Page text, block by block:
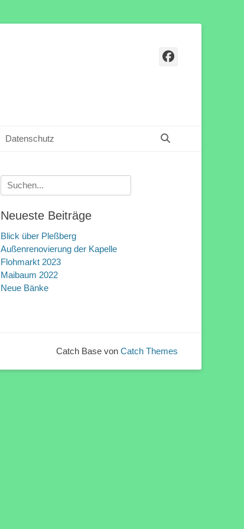
Facebook
Datenschutz
Suchen
nach:
Neueste Beiträge
Blick über Pleßberg
Außenrenovierung der Kapelle
Flohmarkt 2023
Maibaum 2022
Neue Bänke
Catch Base von Catch Themes